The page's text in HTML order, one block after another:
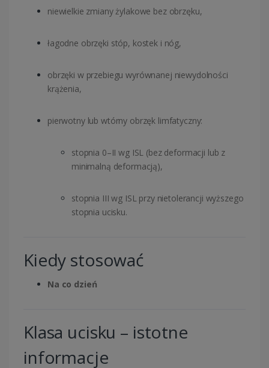
niewielkie zmiany żylakowe bez obrzęku,
łagodne obrzęki stóp, kostek i nóg,
obrzęki w przebiegu wyrównanej niewydolności
krążenia,
pierwotny lub wtórny obrzęk limfatyczny:
stopnia 0–II wg ISL (bez deformacji lub z
minimalną deformacją),
stopnia III wg ISL przy nietolerancji wyższego
stopnia ucisku.
Kiedy stosować
Na co dzień
Klasa ucisku – istotne
informacje